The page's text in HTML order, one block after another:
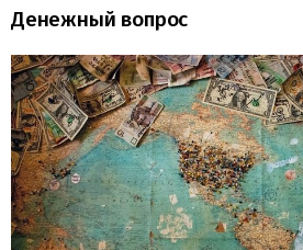
Денежный вопрос